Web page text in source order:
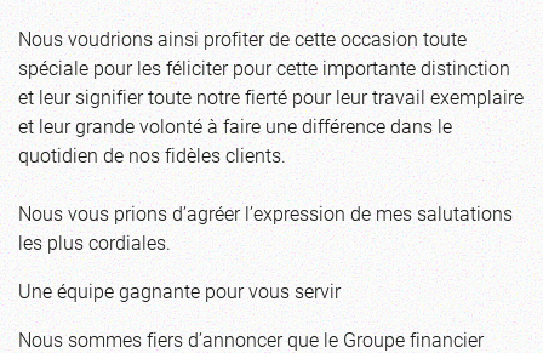
Nous voudrions ainsi profiter de cette occasion toute
spéciale pour les féliciter pour cette importante distinction
et leur signifier toute notre fierté pour leur travail exemplaire
et leur grande volonté à faire une différence dans le
quotidien de nos fidèles clients.
Nous vous prions d’agréer l’expression de mes salutations
les plus cordiales.
Une équipe gagnante pour vous servir
Nous sommes fiers d’annoncer que le Groupe financier